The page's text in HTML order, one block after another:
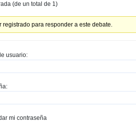
(de un total de 1)
registrado para responder a este debate.
usuario:
mi contraseña